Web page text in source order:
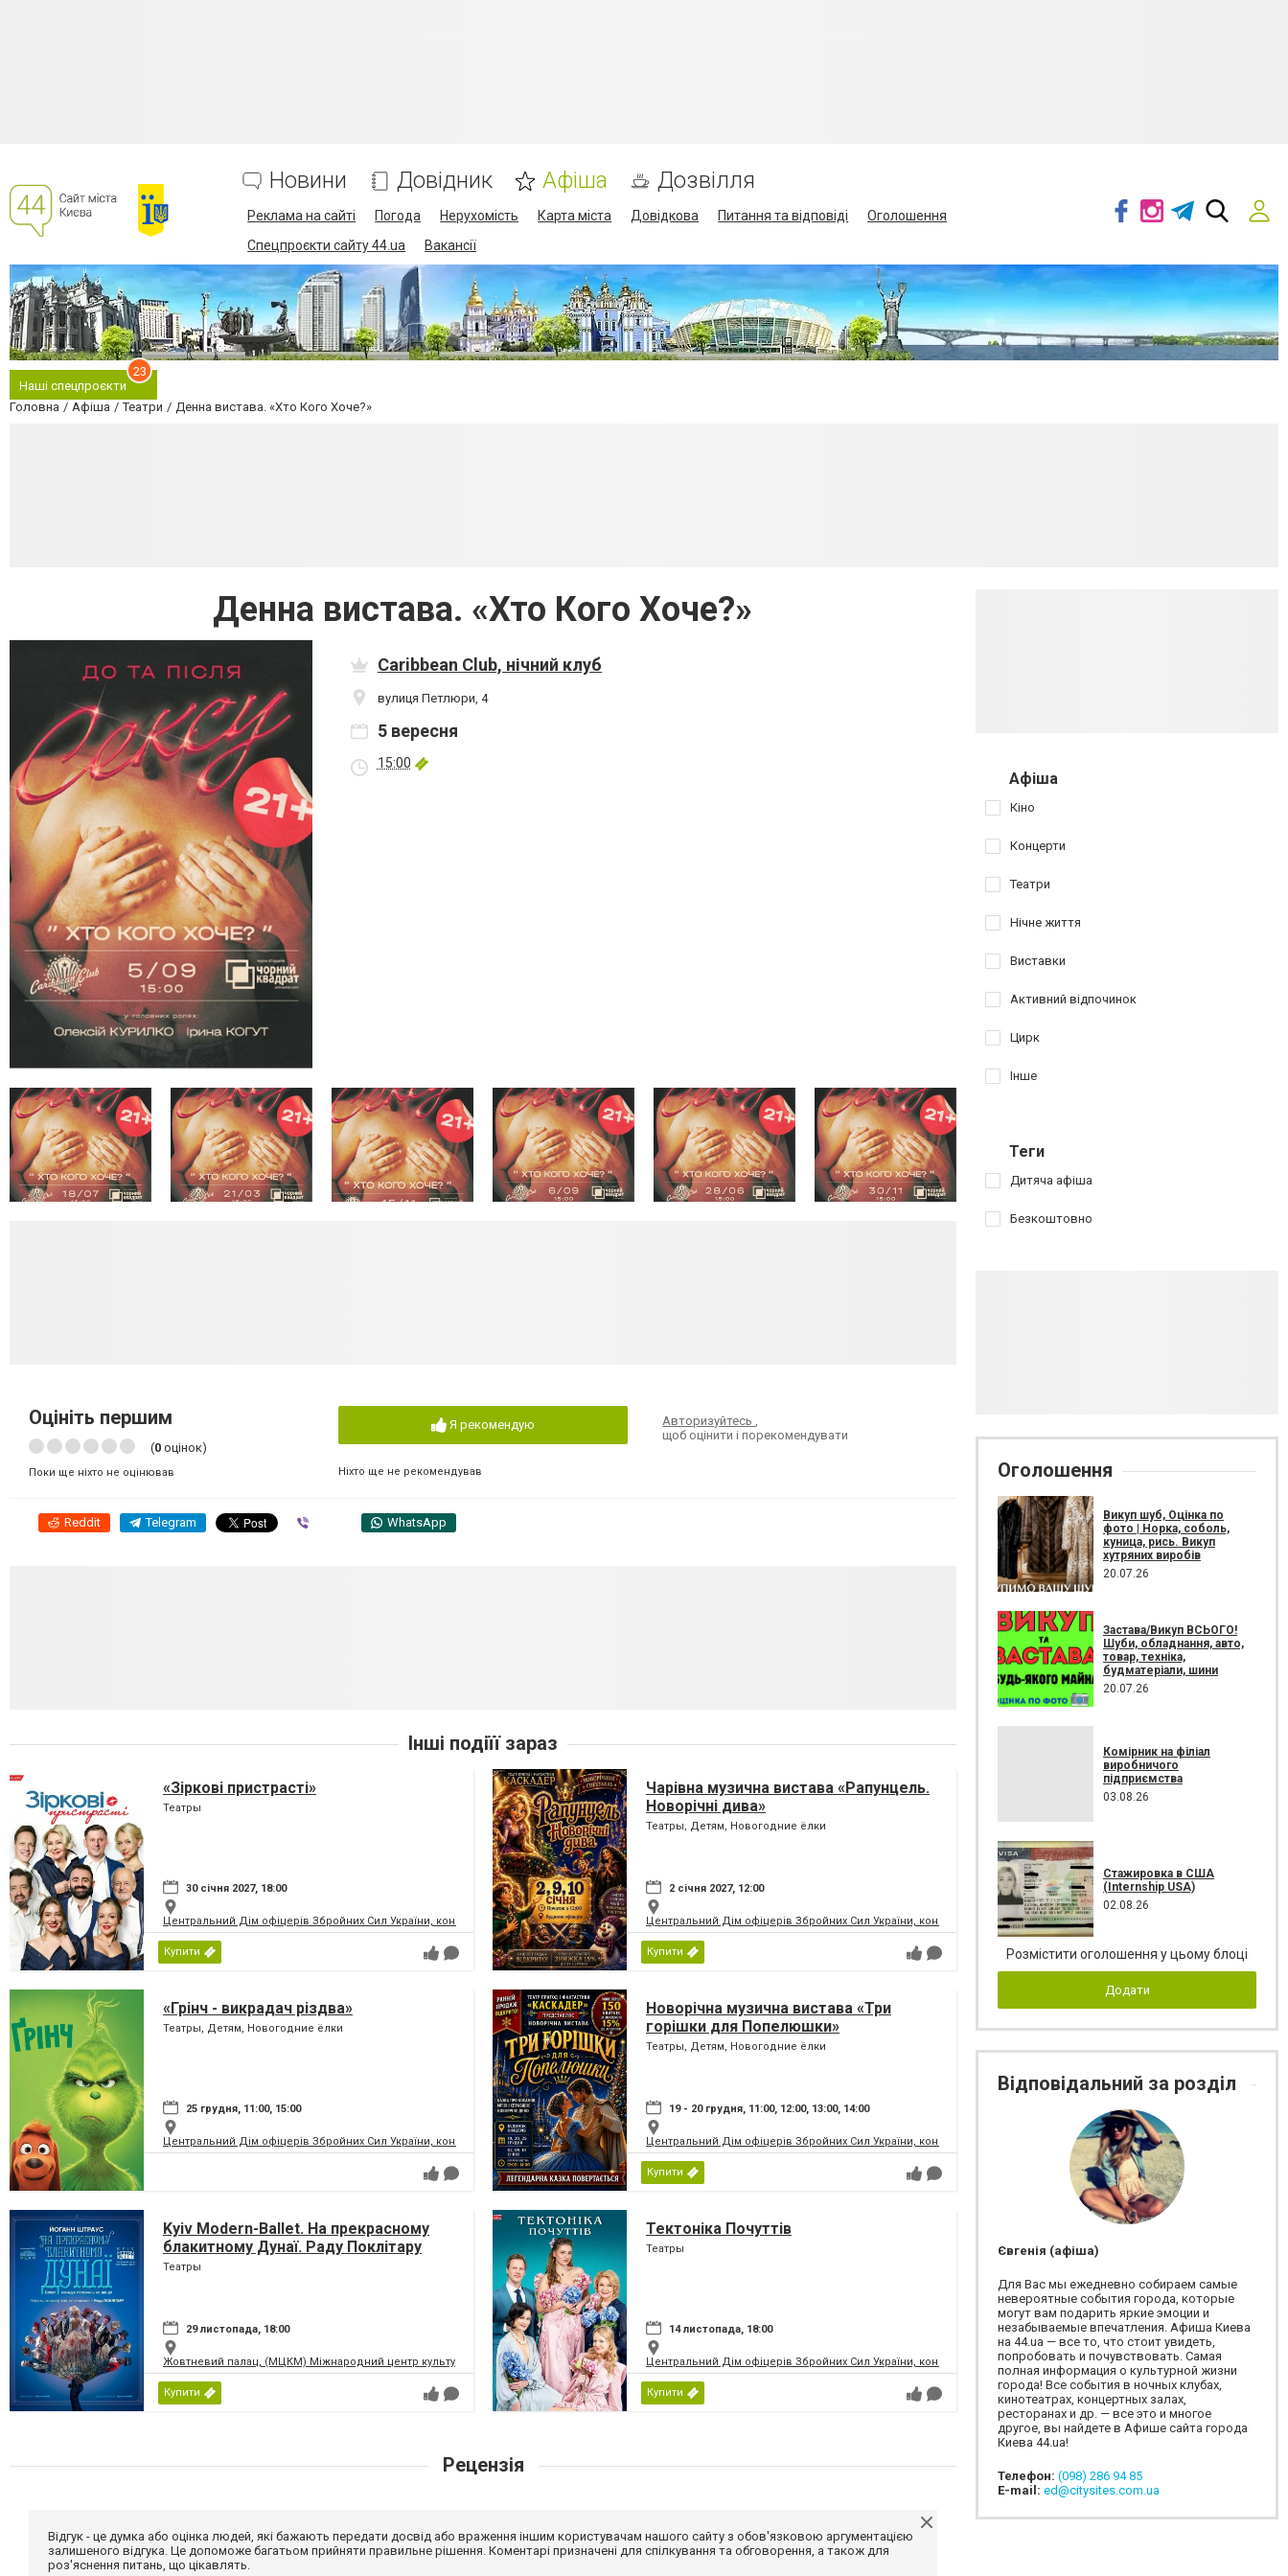
Новини Довідник Афіша Дозвілля
Реклама на сайті Погода Нерухомість Карта міста Довідкова Питання та відповіді
Оголошення
Спецпроєкти сайту 44.ua
Вакансії
Наші спецпроєкти
23
Головна Афіша Театри Денна вистава. «Хто Кого Хоче?»
Денна вистава. «Хто Кого Хоче?»
Caribbean Club, нічний клуб
вулиця Петлюри, 4
5 вересня
15:00
Оцініть першим
(0 оцінок)
Поки ще ніхто не оцінював
Я рекомендую
Ніхто ще не рекомендував
Авторизуйтесь
щоб оцінити і порекомендувати
Reddit Telegram WhatsApp
Інші подіїї зараз
«Зіркові пристрасті»
Театры
30 січня 2027, 18:00
Центральний Дім офіцерів Збройних Сил України, концертний зал
Купити
Чарівна музична вистава «Рапунцель.
Новорічні дива»
Театры, Детям, Новогодние ёлки
2 січня 2027, 12:00
Центральний Дім офіцерів Збройних Сил України, концертний зал
Купити
«Грінч - викрадач різдва»
Театры, Детям, Новогодние ёлки
25 грудня, 11:00, 15:00
Центральний Дім офіцерів Збройних Сил України, концертний зал
Новорічна музична вистава «Три
горішки для Попелюшки»
Театры, Детям, Новогодние ёлки
19 - 20 грудня, 11:00, 12:00, 13:00, 14:00
Центральний Дім офіцерів Збройних Сил України, концертний зал
Купити
Kyiv Modern-Ballet. На прекрасному
блакитному Дунаї. Раду Поклітару
Театры
29 листопада, 18:00
Жовтневий палац, (МЦКМ) Міжнародний центр культури і мистецтв Федерації профспілок України
Купити
Тектоніка Почуттів
Театры
14 листопада, 18:00
Центральний Дім офіцерів Збройних Сил України, концертний зал
Купити
Рецензія
Відгук - це думка або оцінка людей, які бажають передати досвід або враження іншим користувачам нашого сайту з обов'язковою аргументацією
залишеного відгука. Це допоможе багатьом прийняти правильне рішення. Коментарі призначені для спілкування та обговорення, а також для
роз'яснення питань, що цікавлять.
Афіша
Кіно
Концерти
Театри
Нічне життя
Виставки
Активний відпочинок
Цирк
Інше
Теги
Дитяча афіша
Безкоштовно
Оголошення
Викуп шуб, Оцінка по
фото | Норка, соболь,
куница, рись. Викуп
хутряних виробів
20.07.26
Застава/Викуп ВСЬОГО!
Шуби, обладнання, авто,
товар, техніка,
будматеріали, шини
20.07.26
Комірник на філіал
виробничого
підприємства
03.08.26
Стажировка в США
(Internship USA)
02.08.26
Розмістити оголошення у цьому блоці
Додати
Відповідальний за розділ
Євгенія (афіша)
Для Вас мы ежедневно собираем самые
невероятные события города, которые
могут вам подарить яркие эмоции и
незабываемые впечатления. Афиша Киева
на 44.ua — все то, что стоит увидеть,
попробовать и почувствовать. Самая
полная информация о культурной жизни
города! Все события в ночных клубах,
кинотеатрах, концертных залах,
ресторанах и др. — все это и многое
другое, вы найдете в Афише сайта города
Киева 44.ua!
Телефон: (098) 286 94 85
E-mail: ed@citysites.com.ua